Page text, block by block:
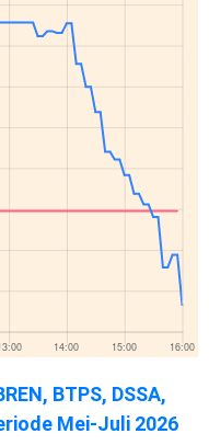
BTPS, DSSA,
Mei-Juli 2026